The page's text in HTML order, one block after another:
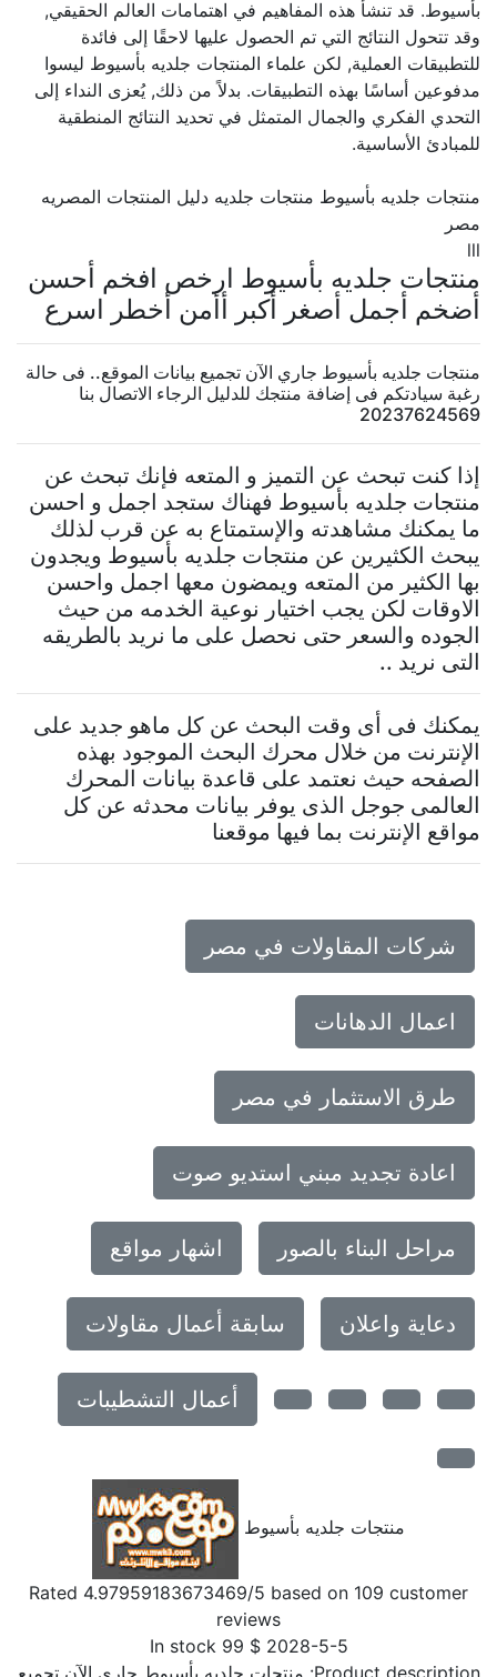
بأسيوط. قد تنشأ هذه المفاهيم في اهتمامات العالم الحقيقي,
وقد تتحول النتائج التي تم الحصول عليها لاحقًا إلى فائدة
للتطبيقات العملية, لكن علماء المنتجات جلديه بأسيوط ليسوا
مدفوعين أساسًا بهذه التطبيقات. بدلاً من ذلك, يُعزى النداء إلى
التحدي الفكري والجمال المتمثل في تحديد النتائج المنطقية
للمبادئ الأساسية.
منتجات جلديه بأسيوط منتجات جلديه دليل المنتجات المصريه
مصر
منتجات جلديه بأسيوط ارخص افخم أحسن
أضخم أجمل أصغر أكبر أأمن أخطر اسرع
منتجات جلديه بأسيوط جاري الآن تجميع بيانات الموقع.. فى حالة
رغبة سيادتكم فى إضافة منتجك للدليل الرجاء الاتصال بنا
20237624569
إذا كنت تبحث عن التميز و المتعه فإنك تبحث عن
منتجات جلديه بأسيوط فهناك ستجد اجمل و احسن
ما يمكنك مشاهدته والإستمتاع به عن قرب لذلك
يبحث الكثيرين عن منتجات جلديه بأسيوط ويجدون
بها الكثير من المتعه ويمضون معها اجمل واحسن
الاوقات لكن يجب اختيار نوعية الخدمه من حيث
الجوده والسعر حتى نحصل على ما نريد بالطريقه
التى نريد ..
يمكنك فى أى وقت البحث عن كل ماهو جديد على
الإنترنت من خلال محرك البحث الموجود بهذه
الصفحه حيث نعتمد على قاعدة بيانات المحرك
العالمى جوجل الذى يوفر بيانات محدثه عن كل
مواقع الإنترنت بما فيها موقعنا
شركات المقاولات في مصر
اعمال الدهانات
طرق الاستثمار في مصر
اعادة تجديد مبني استديو صوت
مراحل البناء بالصور اشهار مواقع
دعاية واعلان سابقة أعمال مقاولات
أعمال التشطيبات
منتجات جلديه بأسيوط
Rated4.97959183673469 /5 based on109customer
reviews
2028-5-5
$
99
In stock
Product description: منتجات جلديه بأسيوط جاري الآن تجميع